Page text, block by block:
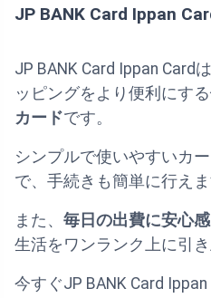
JP BANK Card Ippan
JP BANK Card Ippan Card
ッピングをより便利にする
カードです。
シンプルで使いやすいカ
で、手続きも簡単に行えま
また、 毎日の出費に安心感
生活をワンランク上に引き
今すぐJP BANK Card Ippan